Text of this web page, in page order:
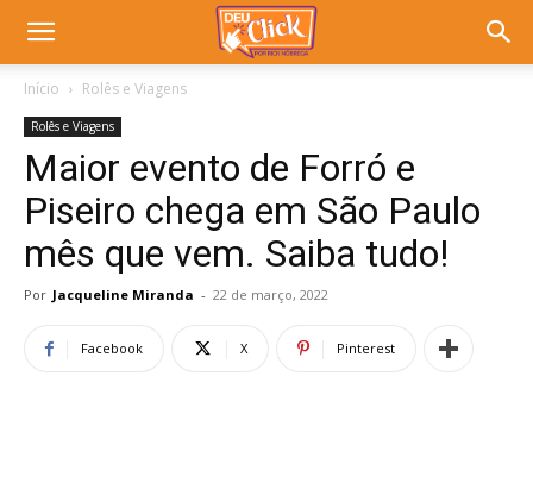
Início Rolês e Viagens
Rolês e Viagens
Maior evento de Forró e
Piseiro chega em São Paulo
mês que vem. Saiba tudo!
Por Jacqueline Miranda - 22 de março, 2022
Facebook X Pinterest